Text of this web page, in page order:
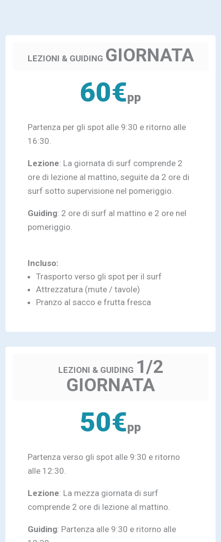
LEZIONI & GUIDING GIORNATA
60€pp
Partenza per gli spot alle 9:30 e ritorno alle
16:30.
Lezione: La giornata di surf comprende 2
ore di lezione al mattino, seguite da 2 ore di
surf sotto supervisione nel pomeriggio.
Guiding: 2 ore di surf al mattino e 2 ore nel
pomeriggio.
Incluso:
Trasporto verso gli spot per il surf
Attrezzatura (mute / tavole)
Pranzo al sacco e frutta fresca
LEZIONI & GUIDING 1/2
GIORNATA
50€pp
Partenza verso gli spot alle 9:30 e ritorno
alle 12:30.
Lezione: La mezza giornata di surf
comprende 2 ore di lezione al mattino.
Guiding: Partenza alle 9:30 e ritorno alle